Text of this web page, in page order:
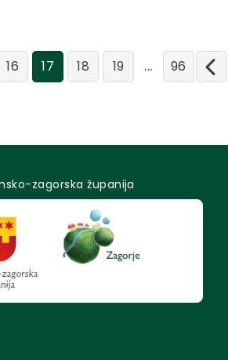
16 17 18 19 ... 96
zagorska županija